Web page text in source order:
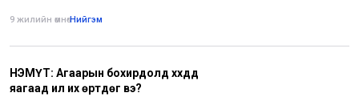
9 жилийн өмнө•Нийгэм
НЭМҮТ: Агаарын бохирдолд хүүхдүүд
яагаад илүү их өртдөг вэ?